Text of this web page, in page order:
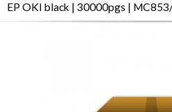
EP OKI black | 30000pgs |